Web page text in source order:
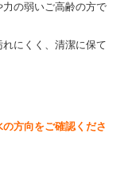
の弱いご高齢の方で
にくく、清潔に保て
方向をご確認くださ